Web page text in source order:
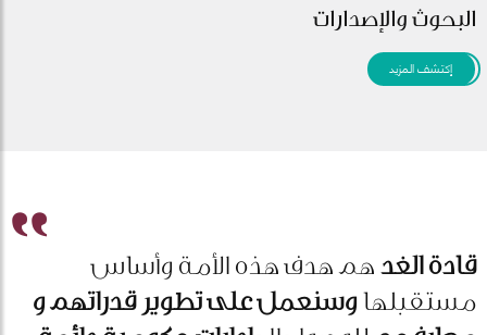
البحوث والإصدارات
إكتشف المزيد
قادة الغدهم هدف هذه الأمة وأساس
مستقبلهاوسنعمل على تطوير قدراتهم و